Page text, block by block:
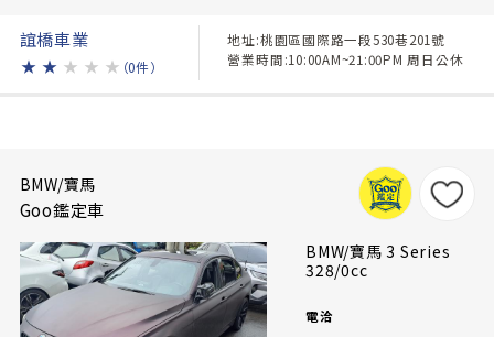
誼橋車業
★ ★ ★ ★ ★ （0件）
地址:桃園區國際路一段530巷201號
營業時間:10:00AM~21:00PM 周日公休
BMW/寶馬
Goo鑑定車
BMW/寶馬 3 Series
328/0cc
電洽